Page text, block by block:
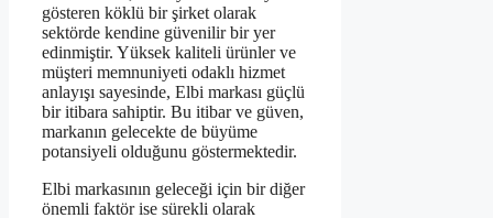
gösteren köklü bir şirket olarak
sektörde kendine güvenilir bir yer
edinmiştir. Yüksek kaliteli ürünler ve
müşteri memnuniyeti odaklı hizmet
anlayışı sayesinde, Elbi markası güçlü
bir itibara sahiptir. Bu itibar ve güven,
markanın gelecekte de büyüme
potansiyeli olduğunu göstermektedir.
Elbi markasının geleceği için bir diğer
önemli faktör ise sürekli olarak